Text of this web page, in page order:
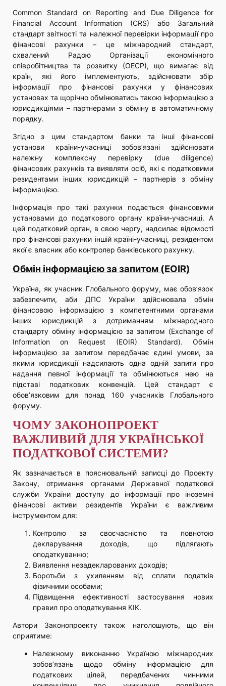
Common Standard on Reporting and Due Diligence for
Financial Account Information (CRS) або Загальний
стандарт звітності та належної перевірки інформації про
фінансові рахунки – це міжнародний стандарт,
схвалений Радою Організації економічного
співробітництва та розвитку (ОЕСР), що вимагає від
країн, які його імплементують, здійснювати збір
інформації про фінансові рахунки у фінансових
установах та щорічно обмінюватись такою інформацією з
юрисдикціями – партнерами з обміну в автоматичному
порядку.
Згідно з цим стандартом банки та інші фінансові
установи країни-учасниці зобов’язані здійснювати
належну комплексну перевірку (due diligence)
фінансових рахунків та виявляти осіб, які є податковими
резидентами інших юрисдикцій – партнерів з обміну
інформацією.
Інформація про такі рахунки подається фінансовими
установами до податкового органу країни-учасниці. А
цей податковий орган, в свою чергу, надсилає відомості
про фінансові рахунки іншій країні-учасниці, резидентом
якої є власник або контролер банківського рахунку.
Обмін інформацією за запитом (EOIR)
Україна, як учасник Глобального форуму, має обов’язок
забезпечити, аби ДПС України здійснювала обмін
фінансовою інформацією з компетентними органами
інших юрисдикцій з дотриманням міжнародного
стандарту обміну інформацією за запитом (Exchange of
Information on Request (EOIR) Standard). Обмін
інформацією за запитом передбачає єдині умови, за
якими юрисдикції надсилають одна одній запити про
надання певної інформації та обмінюються нею на
підставі податкових конвенцій. Цей стандарт є
обов’язковим для понад 160 учасників Глобального
форуму.
ЧОМУ ЗАКОНОПРОЕКТ
ВАЖЛИВИЙ ДЛЯ УКРАЇНСЬКОЇ
ПОДАТКОВОЇ СИСТЕМИ?
Як зазначається в пояснювальній записці до Проекту
Закону, отримання органами Державної податкової
служби України доступу до інформації про іноземні
фінансові активи резидентів України є важливим
інструментом для:
Контролю за своєчасністю та повнотою
декларування доходів, що підлягають
оподаткуванню;
Виявлення незадекларованих доходів;
Боротьби з ухиленням від сплати податків
фізичними особами;
Підвищення ефективності застосування нових
правил про оподаткування КІК.
Автори Законопроекту також наголошують, що він
сприятиме:
Належному виконанню Україною міжнародних
зобов’язань щодо обміну інформацією для
податкових цілей, передбачених чинними